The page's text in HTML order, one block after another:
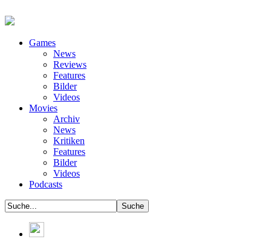
Games
News
Reviews
Features
Bilder
Videos
Movies
Archiv
News
Kritiken
Features
Bilder
Videos
Podcasts